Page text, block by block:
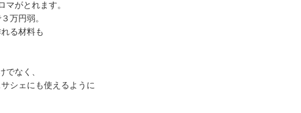
マがとれます。
万円弱。
る材料も
でなく、
シェにも使えるように